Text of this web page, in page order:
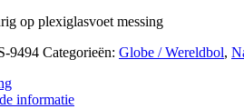
op plexiglasvoet messing
9494 Categorieën: Globe / Wereldbol,
informatie